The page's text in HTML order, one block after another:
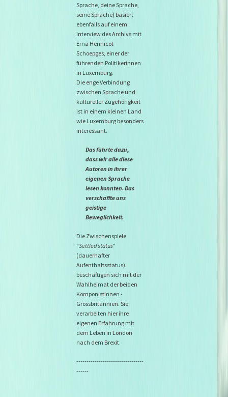
Sprache, deine Sprache,
seine Sprache) basiert
ebenfalls auf einem
Interview des Archivs mit
Erna Hennicot-
Schoepges, einer der
führenden Politikerinnen
in Luxemburg.
Die enge Verbindung
zwischen Sprache und
kultureller Zugehörigkeit
ist in einem kleinen Land
wie Luxemburg besonders
interessant.
Das führte dazu,
dass wir alle diese
Autoren in ihrer
eigenen Sprache
lesen konnten. Das
verschaffte uns
geistige
Beweglichkeit.
Die Zwischenspiele
"Settled status"
(dauerhafter
Aufenthaltsstatus)
beschäftigen sich mit der
Wahlheimat der beiden
KomponistInnen -
Grossbritannien. Sie
verarbeiten hier ihre
eigenen Erfahrung mit
dem Leben in London
nach dem Brexit.
---------------------------------
------